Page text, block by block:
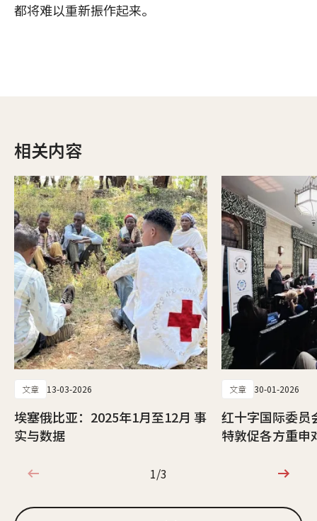
都将难以重新振作起来。
相关内容
文章 13-03-2026
埃塞俄比亚：2025年1月至12月 事
实与数据
文章 30-01-2026
红十字国际委员
特敦促各方重申
1/3
1/3